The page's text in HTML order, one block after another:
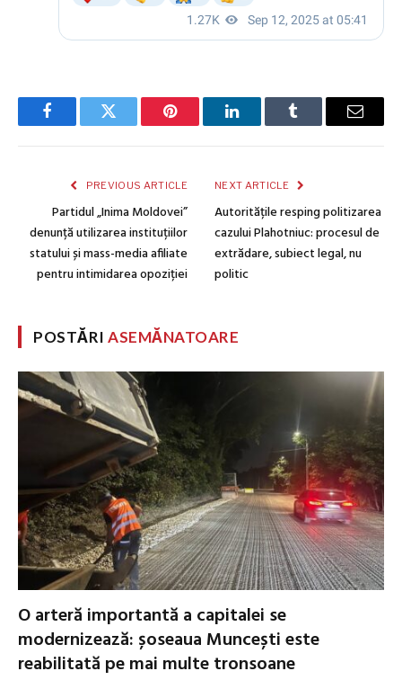
FacebookTwitter Pinterest LinkedInTumblr Email
PREVIOUS ARTICLE
Partidul „Inima Moldovei”
denunță utilizarea instituțiilor
statului și mass-media afiliate
pentru intimidarea opoziției
NEXT ARTICLE
Autoritățile resping politizarea
cazului Plahotniuc: procesul de
extrădare, subiect legal, nu
politic
POSTĂRIASEMĂNATOARE
O arteră importantă a capitalei se
modernizează: șoseaua Muncești este
reabilitată pe mai multe tronsoane